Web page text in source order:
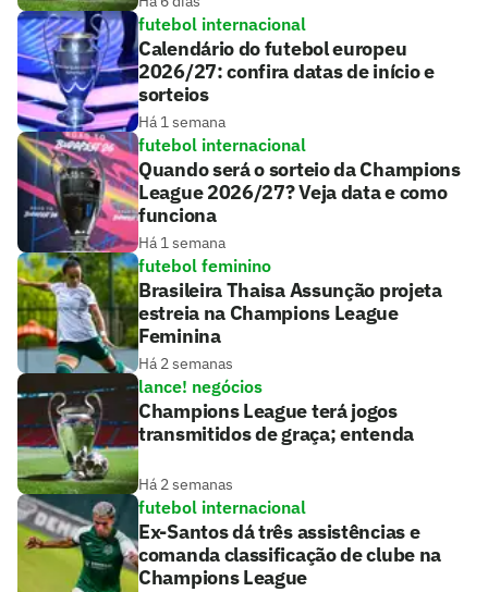
futebol internacional
Calendário do futebol europeu
2026/27: confira datas de início e
sorteios
Há 1 semana
futebol internacional
Quando será o sorteio da Champions
League 2026/27? Veja data e como
funciona
Há 1 semana
futebol feminino
Brasileira Thaisa Assunção projeta
estreia na Champions League
Feminina
Há 2 semanas
lance! negócios
Champions League terá jogos
transmitidos de graça; entenda
Há 2 semanas
futebol internacional
Ex-Santos dá três assistências e
comanda classificação de clube na
Champions League